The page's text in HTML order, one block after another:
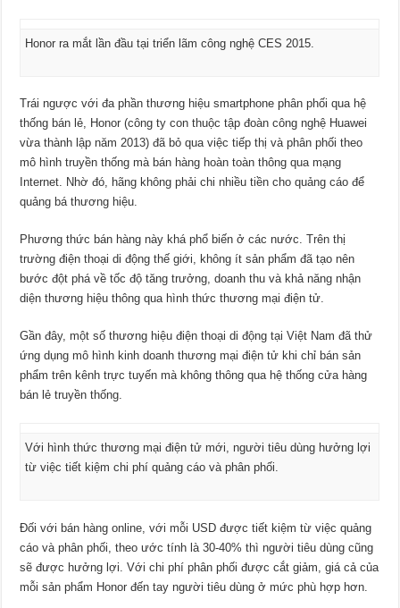
Honor ra mắt lần đầu tại triển lãm công nghệ CES 2015.
Trái ngược với đa phần thương hiệu smartphone phân phối qua hệ
thống bán lẻ, Honor (công ty con thuộc tập đoàn công nghệ Huawei
vừa thành lập năm 2013) đã bỏ qua việc tiếp thị và phân phối theo
mô hình truyền thống mà bán hàng hoàn toàn thông qua mạng
Internet. Nhờ đó, hãng không phải chi nhiều tiền cho quảng cáo để
quảng bá thương hiệu.
Phương thức bán hàng này khá phổ biến ở các nước. Trên thị
trường điện thoại di động thế giới, không ít sản phẩm đã tạo nên
bước đột phá về tốc độ tăng trưởng, doanh thu và khả năng nhận
diện thương hiệu thông qua hình thức thương mại điện tử.
Gần đây, một số thương hiệu điện thoại di động tại Việt Nam đã thử
ứng dụng mô hình kinh doanh thương mại điện tử khi chỉ bán sản
phẩm trên kênh trực tuyến mà không thông qua hệ thống cửa hàng
bán lẻ truyền thống.
Với hình thức thương mại điện tử mới, người tiêu dùng hưởng lợi
từ việc tiết kiệm chi phí quảng cáo và phân phối.
Đối với bán hàng online, với mỗi USD được tiết kiệm từ việc quảng
cáo và phân phối, theo ước tính là 30-40% thì người tiêu dùng cũng
sẽ được hưởng lợi. Với chi phí phân phối được cắt giảm, giá cả của
mỗi sản phẩm Honor đến tay người tiêu dùng ở mức phù hợp hơn.